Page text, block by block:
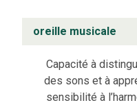
oreille musicale
Capacité à
des sons et à
sensibilité à